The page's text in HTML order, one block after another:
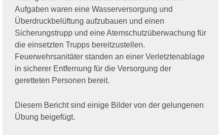
Aufgaben waren eine Wasserversorgung und
Überdruckbelüftung aufzubauen und einen
Sicherungstrupp und eine Atemschutzüberwachung für
die einsetzten Trupps bereitzustellen.
Feuerwehrsanitäter standen an einer Verletztenablage
in sicherer Entfernung für die Versorgung der
geretteten Personen bereit.
Diesem Bericht sind einige Bilder von der gelungenen
Übung beigefügt.